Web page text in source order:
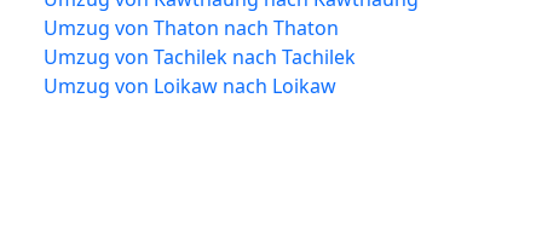
Umzug von Thaton nach Thaton
Umzug von Tachilek nach Tachilek
Umzug von Loikaw nach Loikaw